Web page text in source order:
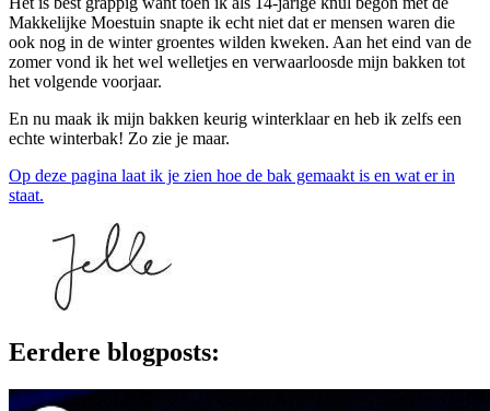
Makkelijke Moestuin snapte ik echt niet dat er mensen waren die
ook nog in de winter groentes wilden kweken. Aan het eind van de
zomer vond ik het wel welletjes en verwaarloosde mijn bakken tot
het volgende voorjaar.
En nu maak ik mijn bakken keurig winterklaar en heb ik zelfs een
echte winterbak! Zo zie je maar.
Op deze pagina laat ik je zien hoe de bak gemaakt is en wat er in
staat.
Eerdere blogposts: